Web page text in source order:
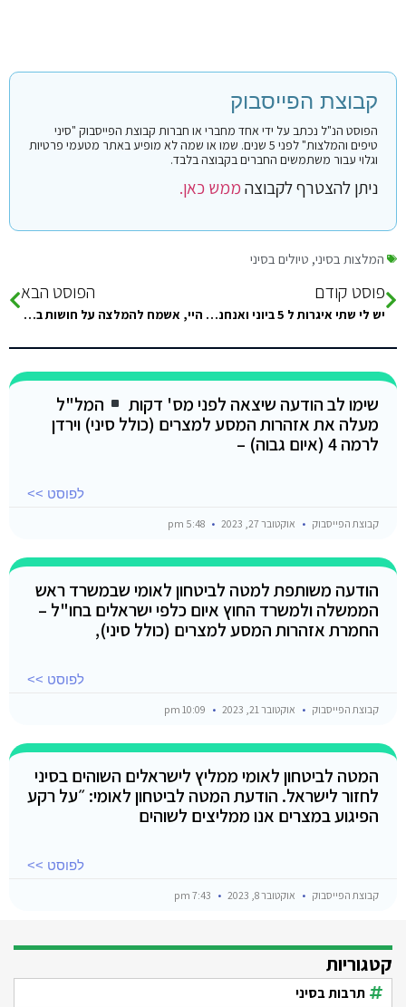
קבוצת הפייסבוק
הפוסט הנ"ל נכתב על ידי אחד מחברי או חברות קבוצת הפייסבוק "סיני
טיפים והמלצות" לפני 5 שנים. שמו או שמה לא מופיע באתר מטעמי פרטיות
וגלוי עבור משתמשים החברים בקבוצה בלבד.
ניתן להצטרף לקבוצהממש כאן.
המלצות בסיני, טיולים בסיני
פוסט קודם
יש לי שתי איגרות ל 5 ביוני ואנחנו רוצים לנסוע ב 3 ביוני, האם יש מישהו שמבטל או מוכר איגרות?
הפוסט הבא
היי, אשמח להמלצה על חושות באיזור ביר סוור לסוף יוני:) כאלה שקרובות למים, מזגן ומקלחת בחדר
שימו לב הודעה שיצאה לפני מס' דקות
המל"ל
מעלה את אזהרות המסע למצרים (כולל סיני) וירדן
לרמה 4 (איום גבוה) –
לפוסט >>
קבוצת הפייסבוק אוקטובר 27, 2023
הודעה משותפת למטה לביטחון לאומי שבמשרד ראש
הממשלה ולמשרד החוץ איום כלפי ישראלים בחו"ל –
החמרת אזהרות המסע למצרים (כולל סיני),
לפוסט >>
קבוצת הפייסבוק אוקטובר 21, 2023
המטה לביטחון לאומי ממליץ לישראלים השוהים בסיני
לחזור לישראל. הודעת המטה לביטחון לאומי: ״על רקע
הפיגוע במצרים אנו ממליצים לשוהים
לפוסט >>
קבוצת הפייסבוק אוקטובר 8, 2023
קטגוריות
תרבות בסיני